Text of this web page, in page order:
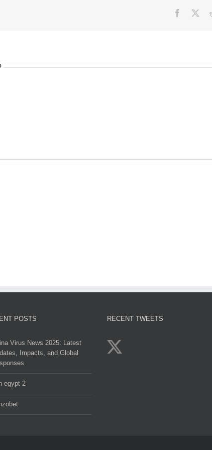
Facebook
POSTS
Virus News 2025: Latest
Impacts, and Global
egypt 2
RECENT TWEETS